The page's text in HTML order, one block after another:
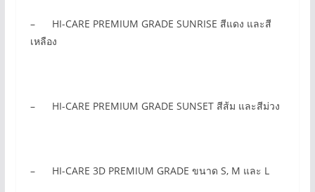
– HI-CARE PREMIUM GRADE SUNRISE สีแดง และสี
เหลือง
– HI-CARE PREMIUM GRADE SUNSET สีส้ม และสีม่วง
– HI-CARE 3D PREMIUM GRADE ขนาด S, M และ L